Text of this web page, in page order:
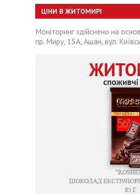
ЦІНИ В ЖИТОМИРІ
Моніторинг здійснено на
пр. Миру, 15А, Ашан, вул.